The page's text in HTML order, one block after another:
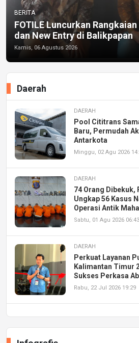
BERITA
FOTILE Luncurkan
dan New Entry di Balikpapan
Kamis, 06 Agustus 2026
Daerah
DAERAH
Pool Cititrans
Baru, Permudah
Antarkota
Minggu, 02 Agu 2026
DAERAH
74 Orang
Ungkap 56 Kasus
Operasi Antik
Sabtu, 01 Agu 2026 06:43
DAERAH
Perkuat Layanan
Kalimantan Timur
Sukses Perkasa
Rabu, 22 Jul 2026 19:29